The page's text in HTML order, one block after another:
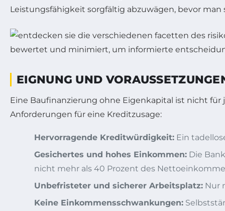
Leistungsfähigkeit sorgfältig abzuwägen, bevor
EIGNUNG UND
Eine Baufinanzierung ohne Eigenkapital ist nicht
Anforderungen für eine Kreditzusage:
Hervorragende Kreditwürdigkeit: Ein
Gesichertes und hohes Einkommen: Die
nicht mehr als 40 Prozent des
Unbefristeter und sicherer Arbeitsplatz: Nur
Keine Einkommensschwankungen: